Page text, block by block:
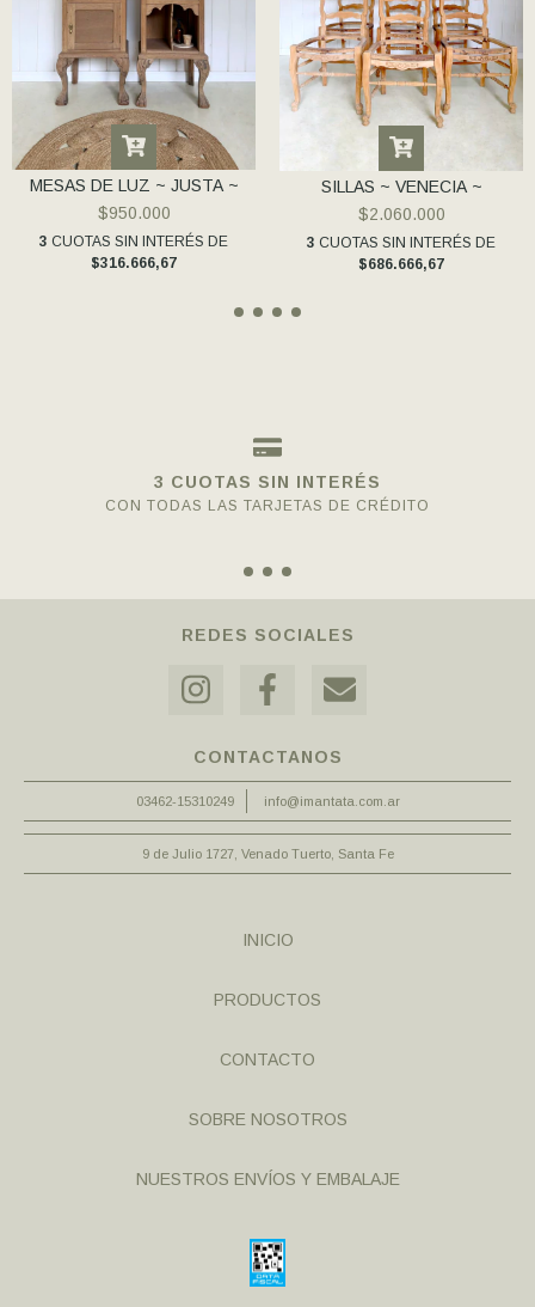
MESAS DE LUZ ~ JUSTA ~
$950.000
3 CUOTAS SIN INTERÉS DE
$316.666,67
SILLAS ~ VENECIA ~
$2.060.000
3 CUOTAS SIN INTERÉS DE
$686.666,67
3 CUOTAS SIN INTERÉS
CON TODAS LAS TARJETAS DE CRÉDITO
REDES SOCIALES
CONTACTANOS
03462-15310249 info@imantata.com.ar
9 de Julio 1727, Venado Tuerto, Santa Fe
INICIO
PRODUCTOS
CONTACTO
SOBRE NOSOTROS
NUESTROS ENVÍOS Y EMBALAJE